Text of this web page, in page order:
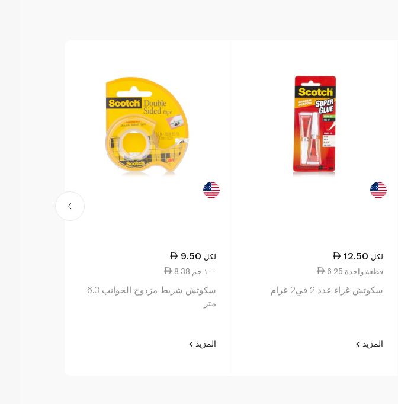
12.50 لكل
6.25 قطعة واحدة
سكوتش غراء عدد 2 في2 غرام
المزيد
9.50 لكل
8.38 ١٠٠ جم
سكوتش شريط مزدوج الجوانب 6.3
متر
المزيد